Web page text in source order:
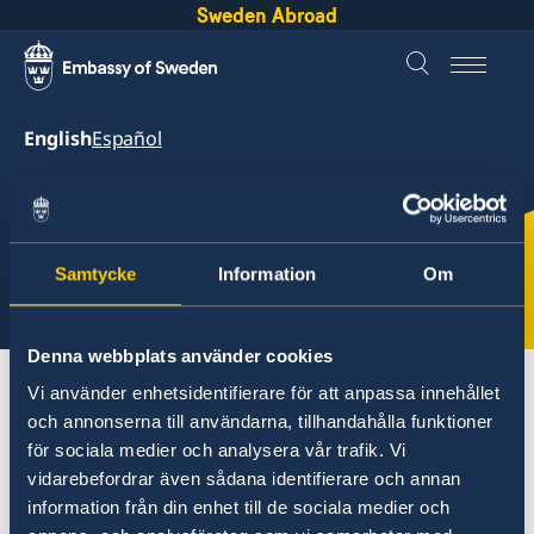
Samtycke Information Om
Denna webbplats använder cookies
Vi använder enhetsidentifierare för att anpassa innehållet
och annonserna till användarna, tillhandahålla funktioner
för sociala medier och analysera vår trafik. Vi
vidarebefordrar även sådana identifierare och annan
information från din enhet till de sociala medier och
Sweden Abroad
EnglishEspañol
Sweden &
Bolivia
Select
About Sweden Bolivia
Development cooperation
Bolivia